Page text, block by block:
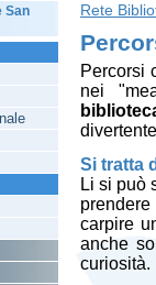
Rete
Percorsi
nei
Si tratta
Li si può
carpire
anche
curiosità.
San